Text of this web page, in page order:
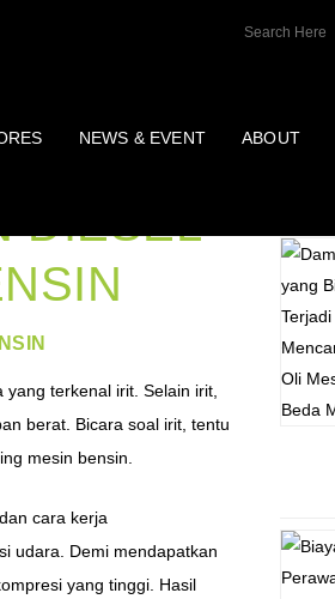
NEWS & EVENT ABOUT
DIESEL
terkenal irit. Selain irit,
berat. Bicara soal irit, tentu
mesin bensin.
cara kerja
udara. Demi mendapatkan
yang tinggi. Hasil